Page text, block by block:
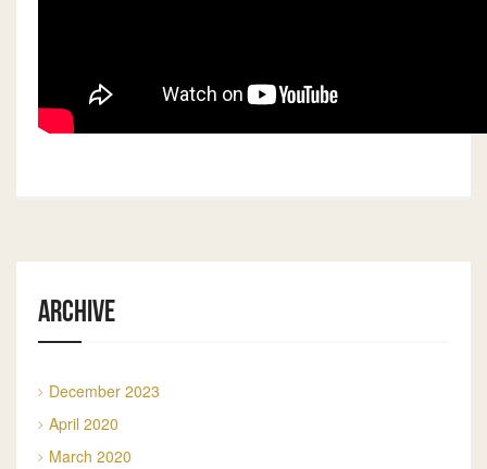
Archive
December 2023
April 2020
March 2020